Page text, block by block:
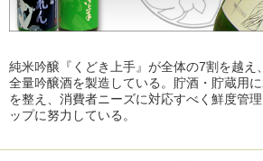
純米吟醸『くどき上手』が全体の7割を越え
全量吟醸酒を製造している。貯酒・貯蔵用
を整え、消費者ニーズに対応すべく鮮度管
ップに努力している。